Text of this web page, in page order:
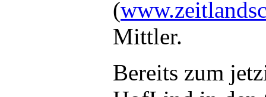
(
Mittler.
Bereits zum